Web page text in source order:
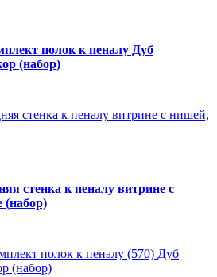
полок к пеналу Дуб
(набор)
стенка к пеналу витрине с